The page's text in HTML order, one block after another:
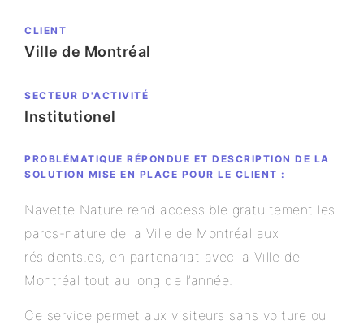
CLIENT
Ville de Montréal
SECTEUR D'ACTIVITÉ
Institutionel
PROBLÉMATIQUE RÉPONDUE ET DESCRIPTION DE LA
SOLUTION MISE EN PLACE POUR LE CLIENT :
Navette Nature rend accessible gratuitement les
parcs-nature de la Ville de Montréal aux
résidents.es, en partenariat avec la Ville de
Montréal tout au long de l’année.
Ce service permet aux visiteurs sans voiture ou